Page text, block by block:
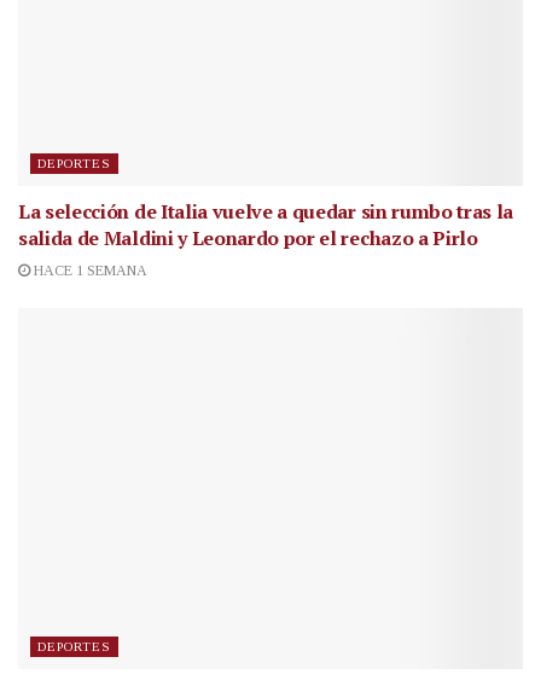
DEPORTES
La selección de Italia vuelve a quedar sin rumbo tras la
salida de Maldini y Leonardo por el rechazo a Pirlo
HACE 1 SEMANA
DEPORTES